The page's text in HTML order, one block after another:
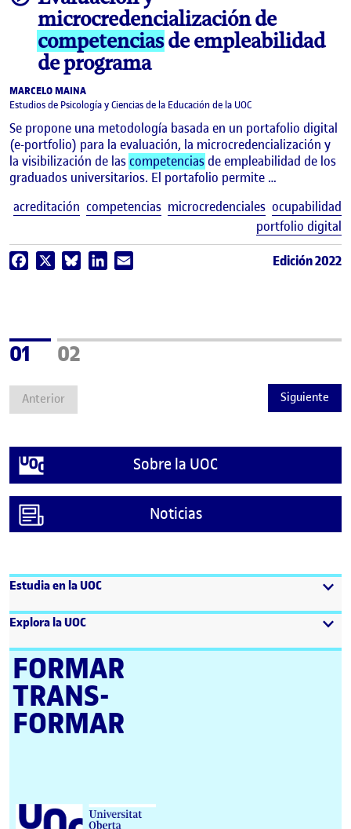
microcredencialización de
competenciasde empleabilidad
de programa
MARCELO MAINA
Estudios de Psicología y Ciencias de la Educación de la UOC
Se propone una metodología basada en un portafolio digital
(e-portfolio) para la evaluación, la microcredencialización y
la visibilización de lascompetencias de empleabilidad de los
graduados universitarios. El portafolio permite …
acreditación competencias microcredenciales ocupabilidad
portfolio digital
Facebook BlueskyLinkedIn Edición 2022
Anterior
Página
01 Página
02
Siguiente
Sobre la UOC
Noticias
Estudia en la UOC
Explora la UOC
FORMAR
TRANS­
FORMAR
Universitat Oberta de Catalunya (UOC)